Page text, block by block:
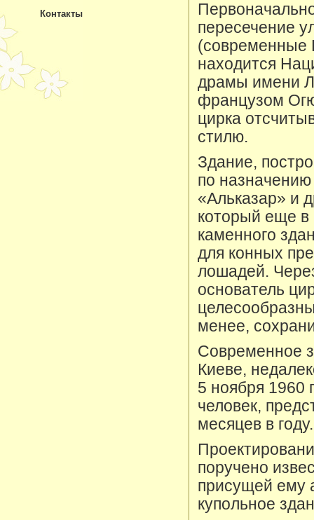
пересечение
(современные
находится
драмы имени
французом
цирка
стилю.
Здание,
по
«Альказар» и
который еще в
каменного
для конных
лошадей.
основатель
менее,
Современное
Киеве,
5 ноября 1960
человек,
месяцев в году.
поручено
присущей ему
купольное
Контакты